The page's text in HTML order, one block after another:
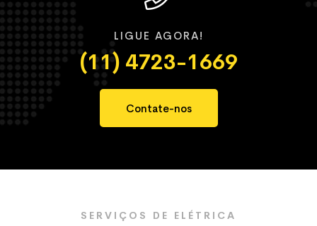
LIGUE AGORA!
(11) 4723-1669
Contate-nos
SERVIÇOS DE ELÉTRICA